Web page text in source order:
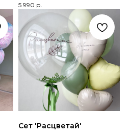
5 990 р.
Сет 'Расцветай'